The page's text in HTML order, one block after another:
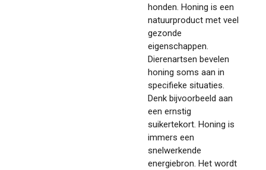
honden. Honing is een
natuurproduct met veel
gezonde
eigenschappen.
Dierenartsen bevelen
honing soms aan in
specifieke situaties.
Denk bijvoorbeeld aan
een ernstig
suikertekort. Honing is
immers een
snelwerkende
energiebron. Het wordt